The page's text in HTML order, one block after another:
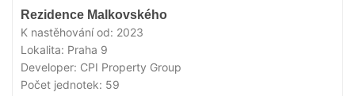
Rezidence Malkovského
K nastěhování od: 2023
Lokalita: Praha 9
Developer: CPI Property Group
Počet jednotek: 59